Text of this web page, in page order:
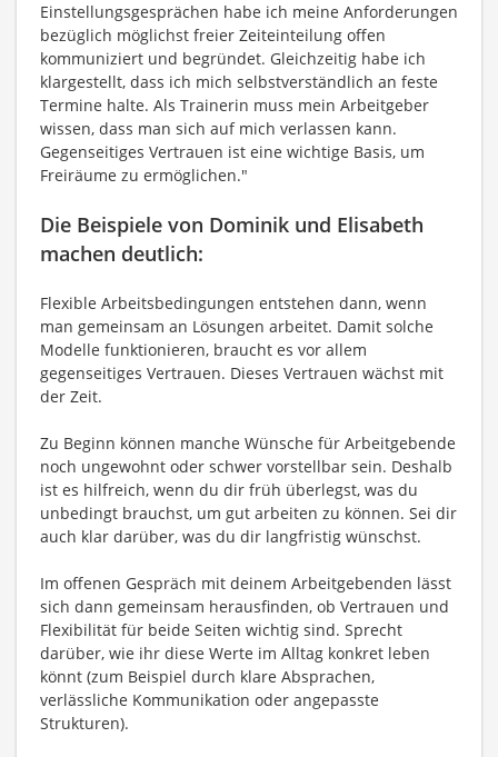
Einstellungsgesprächen habe ich meine Anforderungen
bezüglich möglichst freier Zeiteinteilung offen
kommuniziert und begründet. Gleichzeitig habe ich
klargestellt, dass ich mich selbstverständlich an feste
Termine halte. Als Trainerin muss mein Arbeitgeber
wissen, dass man sich auf mich verlassen kann.
Gegenseitiges Vertrauen ist eine wichtige Basis, um
Freiräume zu ermöglichen."
Die Beispiele von Dominik und Elisabeth
machen deutlich:
Flexible Arbeitsbedingungen entstehen dann, wenn
man gemeinsam an Lösungen arbeitet. Damit solche
Modelle funktionieren, braucht es vor allem
gegenseitiges Vertrauen. Dieses Vertrauen wächst mit
der Zeit.
Zu Beginn können manche Wünsche für Arbeitgebende
noch ungewohnt oder schwer vorstellbar sein. Deshalb
ist es hilfreich, wenn du dir früh überlegst, was du
unbedingt brauchst, um gut arbeiten zu können. Sei dir
auch klar darüber, was du dir langfristig wünschst.
Im offenen Gespräch mit deinem Arbeitgebenden lässt
sich dann gemeinsam herausfinden, ob Vertrauen und
Flexibilität für beide Seiten wichtig sind. Sprecht
darüber, wie ihr diese Werte im Alltag konkret leben
könnt (zum Beispiel durch klare Absprachen,
verlässliche Kommunikation oder angepasste
Strukturen).